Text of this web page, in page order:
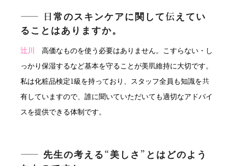
―― 日常のスキンケアに関して伝えてい
ることはありますか。
辻川
高価なものを使う必要はありません。こすらない・し
っかり保湿するなど基本を守ることが美肌維持に大切です。
私は化粧品検定1級を持っており、スタッフ全員も知識を共
有していますので、誰に聞いていただいても適切なアドバイ
スを提供できる体制です。
―― 先生の考える“美しさ”とはどのよう